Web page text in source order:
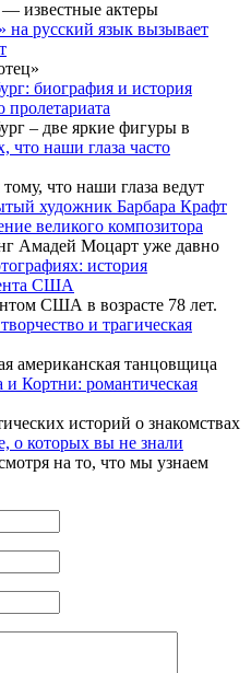
известные актеры
на русский язык вызывает
биография и история
– две яркие фигуры в
наши глаза часто
что наши глаза ведут
художник Барбара Крафт
великого композитора
Амадей Моцарт уже давно
история
США
США в возрасте 78 лет.
и трагическая
американская танцовщица
и Кортни: романтическая
историй о знакомствах
о которых вы не знали
на то, что мы узнаем